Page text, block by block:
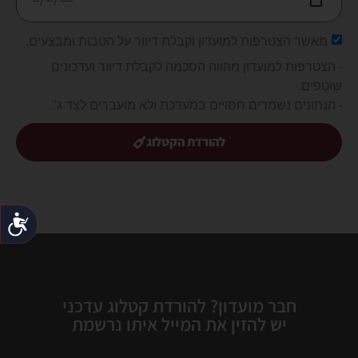
להורדת הקטלוג
חבר מועדון? להורדת קטלוג עדכני
יש להזין את המייל איתו נרשמת